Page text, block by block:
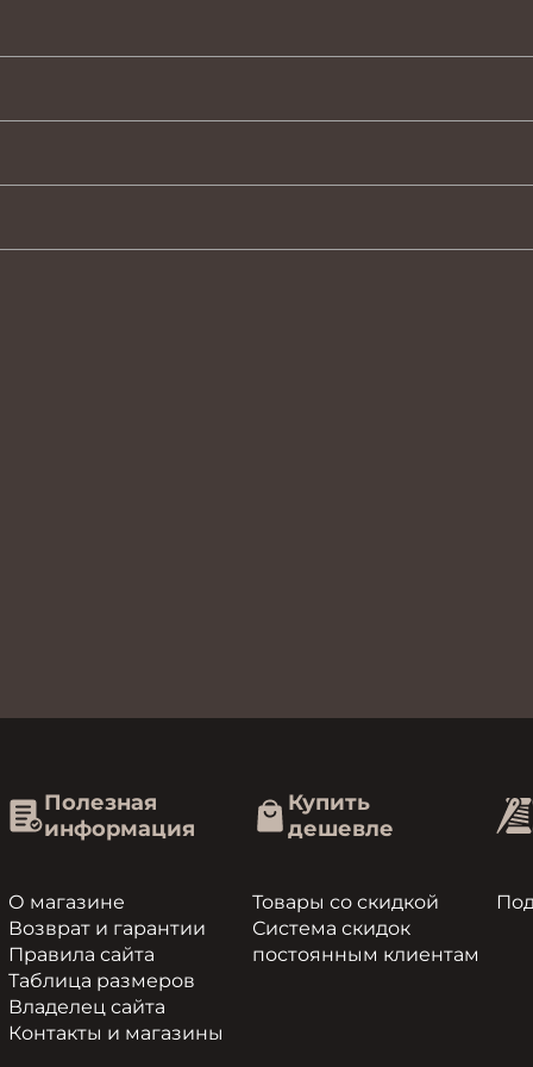
Полезная
информация
О магазине
Возврат и гарантии
Правила сайта
Таблица размеров
Владелец сайта
Контакты и магазины
Купить
дешевле
Товары со скидкой
Система скидок
постоянным клиентам